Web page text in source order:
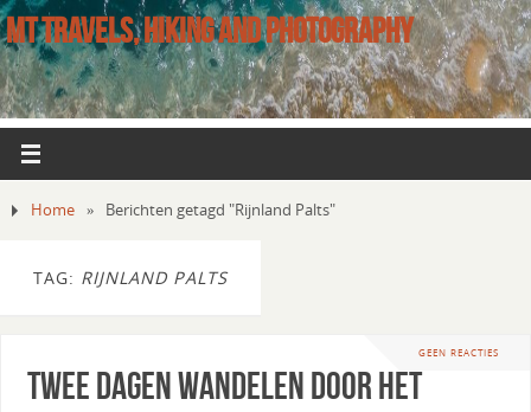
MT TRAVELS, HIKING AND PHOTOGRAPHY
Home » Berichten getagd "Rijnland Palts"
TAG: RIJNLAND PALTS
GEEN REACTIES
Twee dagen wandelen door het